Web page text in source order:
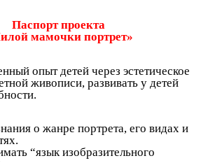
Паспорт проекта
мамочки портрет»
опыт детей через эстетическое
живописи, развивать у детей
о жанре портрета, его видах и
“язык изобразительного